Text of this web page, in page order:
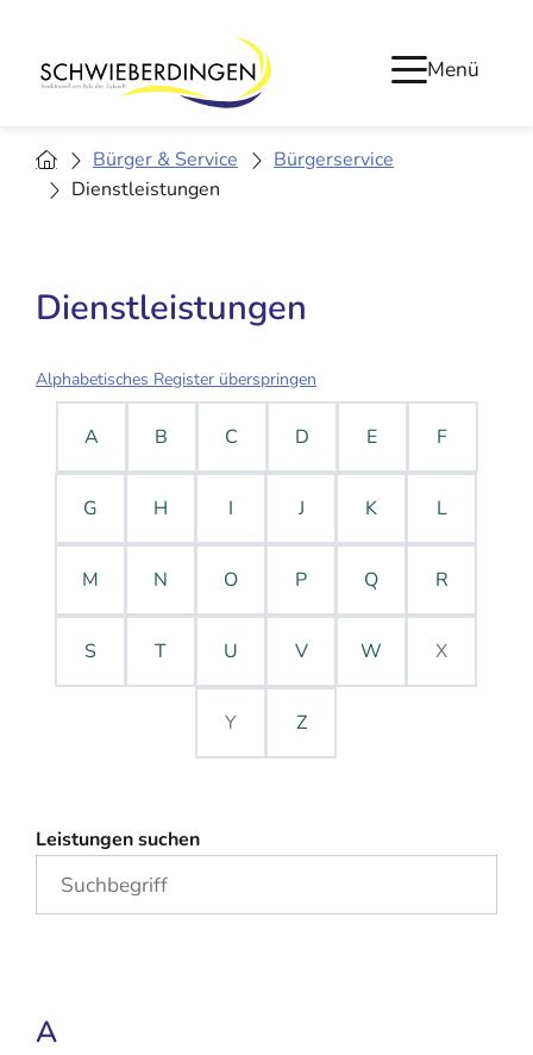
Menü
Bürger & Service
Bürgerservice
Dienstleistungen
Dienstleistungen
Alphabetisches Register überspringen
A B C D E F
G H I J K L
M N O P Q R
S T U V W X
Y Z
Leistungen suchen
A